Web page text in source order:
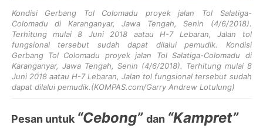
Kondisi Gerbang Tol Colomadu proyek jalan Tol Salatiga-
Colomadu di Karanganyar, Jawa Tengah, Senin (4/6/2018).
Terhitung mulai 8 Juni 2018 aatau H-7 Lebaran, Jalan tol
fungsional tersebut sudah dapat dilalui pemudik. Kondisi
Gerbang Tol Colomadu proyek jalan Tol Salatiga-Colomadu di
Karanganyar, Jawa Tengah, Senin (4/6/2018). Terhitung mulai 8
Juni 2018 aatau H-7 Lebaran, Jalan tol fungsional tersebut sudah
dapat dilalui pemudik.(KOMPAS.com/Garry Andrew Lotulung)
Pesan untuk “Cebong”dan “Kampret”